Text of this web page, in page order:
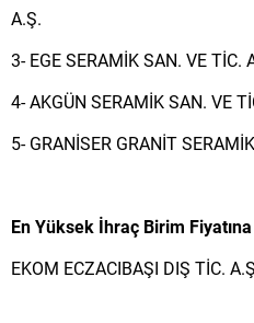
A.Ş.
3- EGE SERAMİK SAN. VE TİC.
4- AKGÜN SERAMİK SAN. VE
5- GRANİSER GRANİT
En Yüksek İhraç Birim
EKOM ECZACIBAŞI DIŞ TİC.